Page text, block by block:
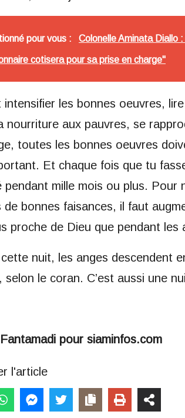
pour vous : Colonelle Aminata Diallo
cotisera pour sa prise en charge"
intensifier les bonnes oeuvres,
nourriture aux pauvres, se
toutes les bonnes oeuvres
Et chaque fois que tu
pendant mille mois ou plus. Pour
bonnes faisances, il faut
proche de Dieu que pendant
nuit, les anges descendent
selon le coran. C’est aussi une
pour siaminfos.com
l'article